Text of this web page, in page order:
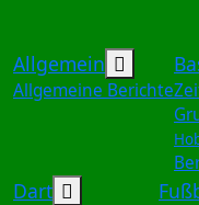
Allgemein
Allgemeine Berichte
Dart Weitere